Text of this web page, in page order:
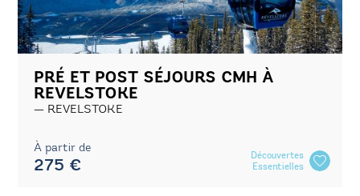
PRÉ ET POST SÉJOURS CMH À
REVELSTOKE
REVELSTOKE
À partir de
275 €
Découvertes
Essentielles